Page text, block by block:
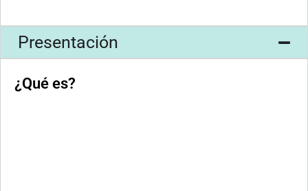
Presentación
¿Qué es?